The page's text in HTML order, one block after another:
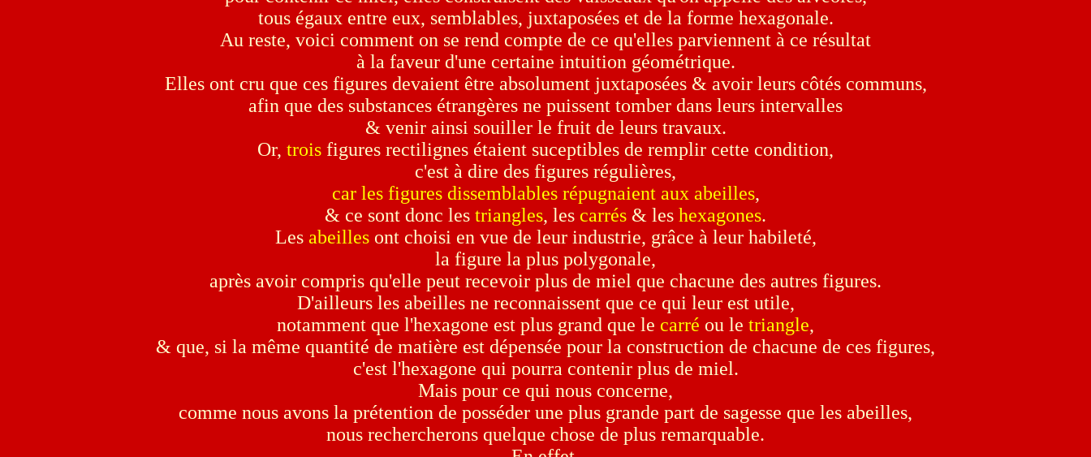
tous égaux entre eux, semblables, juxtaposées et de la forme hexagonale.
Au reste, voici comment on se rend compte de ce qu'elles parviennent à ce résultat
à la faveur d'une certaine intuition géométrique.
Elles ont cru que ces figures devaient être absolument juxtaposées & avoir leurs côtés communs,
afin que des substances étrangères ne puissent tomber dans leurs intervalles
& venir ainsi souiller le fruit de leurs travaux.
Or, trois figures rectilignes étaient suceptibles de remplir cette condition,
c'est à dire des figures régulières,
car les figures dissemblables répugnaient aux abeilles,
& ce sont donc les triangles, les carrés & les hexagones.
Les abeillesont choisi en vue de leur industrie, grâce à leur habileté,
la figure la plus polygonale,
après avoir compris qu'elle peut recevoir plus de miel que chacune des autres figures.
D'ailleurs les abeilles ne reconnaissent que ce qui leur est utile,
notamment que l'hexagone est plus grand que le carré ou le triangle,
& que, si la même quantité de matière est dépensée pour la construction de chacune de ces figures,
c'est l'hexagone qui pourra contenir plus de miel.
Mais pour ce qui nous concerne,
comme nous avons la prétention de posséder une plus grande part de sagesse que les abeilles,
nous rechercherons quelque chose de plus remarquable.